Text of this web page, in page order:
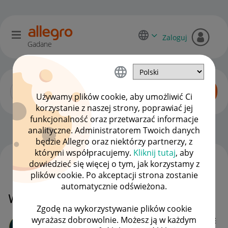
Używamy plików cookie, aby umożliwić Ci
korzystanie z naszej strony, poprawiać jej
funkcjonalność oraz przetwarzać informacje
analityczne. Administratorem Twoich danych
będzie Allegro oraz niektórzy partnerzy, z
którymi współpracujemy. Kliknij tutaj, aby
dowiedzieć się więcej o tym, jak korzystamy z
plików cookie. Po akceptacji strona zostanie
automatycznie odświeżona.
Zgodę na wykorzystywanie plików cookie
wyrażasz dobrowolnie. Możesz ją w każdym
Gadane
Zaloguj
Początkujący sprzedawcy OPCJE
Wysyłka i przewoźnicy
TIMGADZET
WSZYSTKIE TEMATY